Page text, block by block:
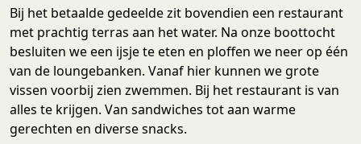
Bij het betaalde gedeelde zit bovendien een restaurant
met prachtig terras aan het water. Na onze boottocht
besluiten we een ijsje te eten en ploffen we neer op één
van de loungebanken. Vanaf hier kunnen we grote
vissen voorbij zien zwemmen. Bij het restaurant is van
alles te krijgen. Van sandwiches tot aan warme
gerechten en diverse snacks.